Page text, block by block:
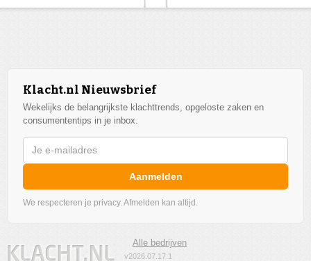
Klacht.nl Nieuwsbrief
Wekelijks de belangrijkste klachttrends, opgeloste zaken en
consumententips in je inbox.
Aanmelden
We respecteren je privacy. Afmelden kan altijd.
Alle bedrijven
v2026.07.17.1